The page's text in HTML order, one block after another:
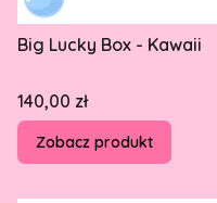
Big Lucky Box - Kawaii
Cena
140,00 zł
Zobacz produkt